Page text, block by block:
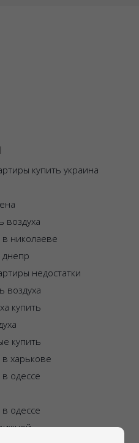
купить украина
воздуха
в николаеве
днепр
недостатки
воздуха
купить
купить
в харькове
одессе
одессе